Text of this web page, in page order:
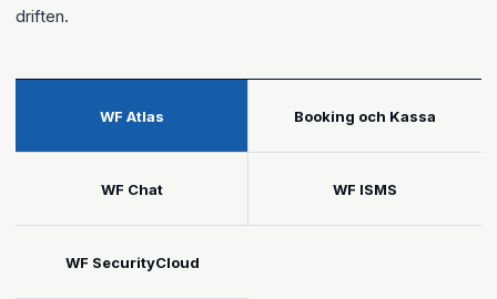
driften.
WF Atlas Booking och Kassa
WF Chat WF ISMS
WF SecurityCloud